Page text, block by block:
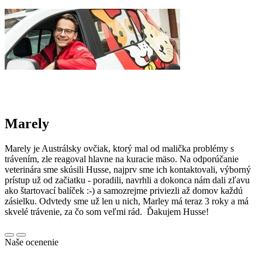
Marely
Marely je Austrálsky ovčiak, ktorý mal od malička problémy s
trávením, zle reagoval hlavne na kuracie mäso. Na odporúčanie
veterinára sme skúsili Husse, najprv sme ich kontaktovali, výborný
prístup už od začiatku - poradili, navrhli a dokonca nám dali zľavu
ako štartovací balíček :-) a samozrejme priviezli až domov každú
zásielku. Odvtedy sme už len u nich, Marley má teraz 3 roky a má
skvelé trávenie, za čo som veľmi rád. Ďakujem Husse!
Naše ocenenie